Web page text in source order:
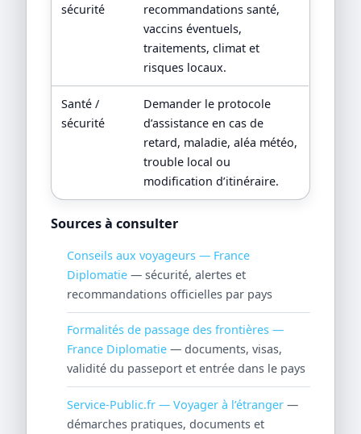
sécurité
recommandations santé,
vaccins éventuels,
traitements, climat et
risques locaux.
Santé /
sécurité
Demander le protocole
d’assistance en cas de
retard, maladie, aléa météo,
trouble local ou
modification d’itinéraire.
Sources à consulter
Conseils aux voyageurs — France
Diplomatie — sécurité, alertes et
recommandations officielles par pays
Formalités de passage des frontières —
France Diplomatie — documents, visas,
validité du passeport et entrée dans le pays
Service-Public.fr — Voyager à l’étranger —
démarches pratiques, documents et